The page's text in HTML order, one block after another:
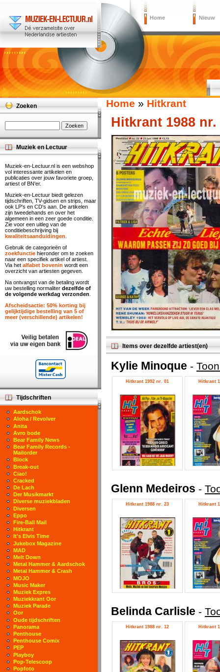
Home Nieuw
Home » Hitkrant
Hitkrant 1988 nr.
Items over dezelfde artiest(en)
Kylie Minoque -
Hitkrant 1992 nr. 01 Hitkrant
Glenn Medeiros -
Hitkrant 1988 nr. 23 Hitkrant
Belinda Carlisle -
Hitkrant 1988 nr. 12 Hitkrant
Zoeken
Muziek en Lectuur
Muziek-en-Lectuur.nl is een webshop
vol interessante artikelen en
publicaties over jouw favoriete groep,
artiest of BN'er.
Muziek-en-Lectuur biedt gelezen
tijdschriften, TV-gidsen en strips, maar
ook LP's en CD's aan. De artikelen
zijn tweedehands en over het
algemeen in een zeer goede conditie.
Zie voor een uitleg van de
conditiebeschrijving bij
kwaliteitsaanduidingen
Gebruik de categorieën of
zoekfunctie hieronder om te zoeken
naar een specifiek artikel of artiest.
Via het alfabet bovenin wordt een
overzicht van artiesten gegeven.
Na ontvangst van de betaling wordt
uw bestelling normaliter dezelfde of
de volgende werkdag verzonden
Afscheidsactie: 50% korting bij
gelijktijdige bestelling van 5 of
meer (verschillende) artikelen!
Tijdschriften
Aardschok
Aloha / Revolver
Anita
Avro bode
Bear Family News
Bear Family Records -
Mailorder
Block
Break-out
Ciao!
Cracked
De Lach
Der Musikmarkt
Diverse muziekbladen
Diversen
Eppo
Fire-Ball Mail
Hitkrant
It's Elvis Time
Jukebox Magazine
MAD
Melt Down
Metal Hammer & Aardschok
Metal Hammer & Crash
MOJO
Music Maker
Muziek Expres
Muziekkrant Oor
Muziek Parade
Oor
Oude tijdschriften
Panorama
Penthouse
Penthouse Comix
PEP
Playboy
Pop-Telescoop
Popfoto